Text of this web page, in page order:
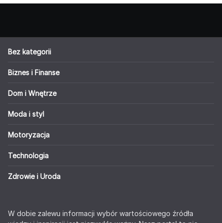
Bez kategorii
Biznes i Finanse
Dom i Wnętrze
Moda i styl
Motoryzacja
Technologia
Zdrowie i Uroda
W dobie zalewu informacji wybór wartościowego źródła